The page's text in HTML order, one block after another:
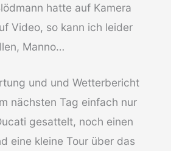
hatte auf Kamera
Video, so kann ich leider
Manno…
und und Wetterbericht
nächsten Tag einfach nur
gesattelt, noch einen
eine kleine Tour über das